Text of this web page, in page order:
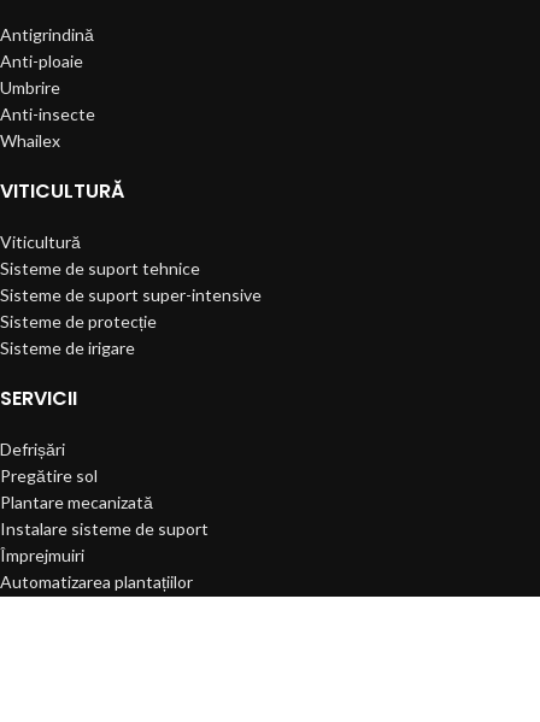
Antigrindină
Anti-ploaie
Umbrire
Anti-insecte
Whailex
VITICULTURĂ
Viticultură
Sisteme de suport tehnice
Sisteme de suport super-intensive
Sisteme de protecție
Sisteme de irigare
SERVICII
Defrișări
Pregătire sol
Plantare mecanizată
Instalare sisteme de suport
Împrejmuiri
Automatizarea plantațiilor